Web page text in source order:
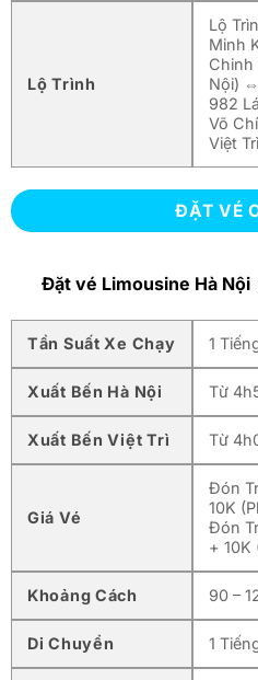
Lộ Trình
Lộ
Minh
Nội)
982
Võ
Việt
ĐẶT VÉ
Đặt vé Limousine Hà
Tần Suất Xe Chạy 1
Xuất Bến Hà Nội Từ
Xuất Bến Việt Trì Từ
Giá Vé
Đón
10K
Đón
+ 10K
Khoảng Cách 90 –
Di Chuyển 1